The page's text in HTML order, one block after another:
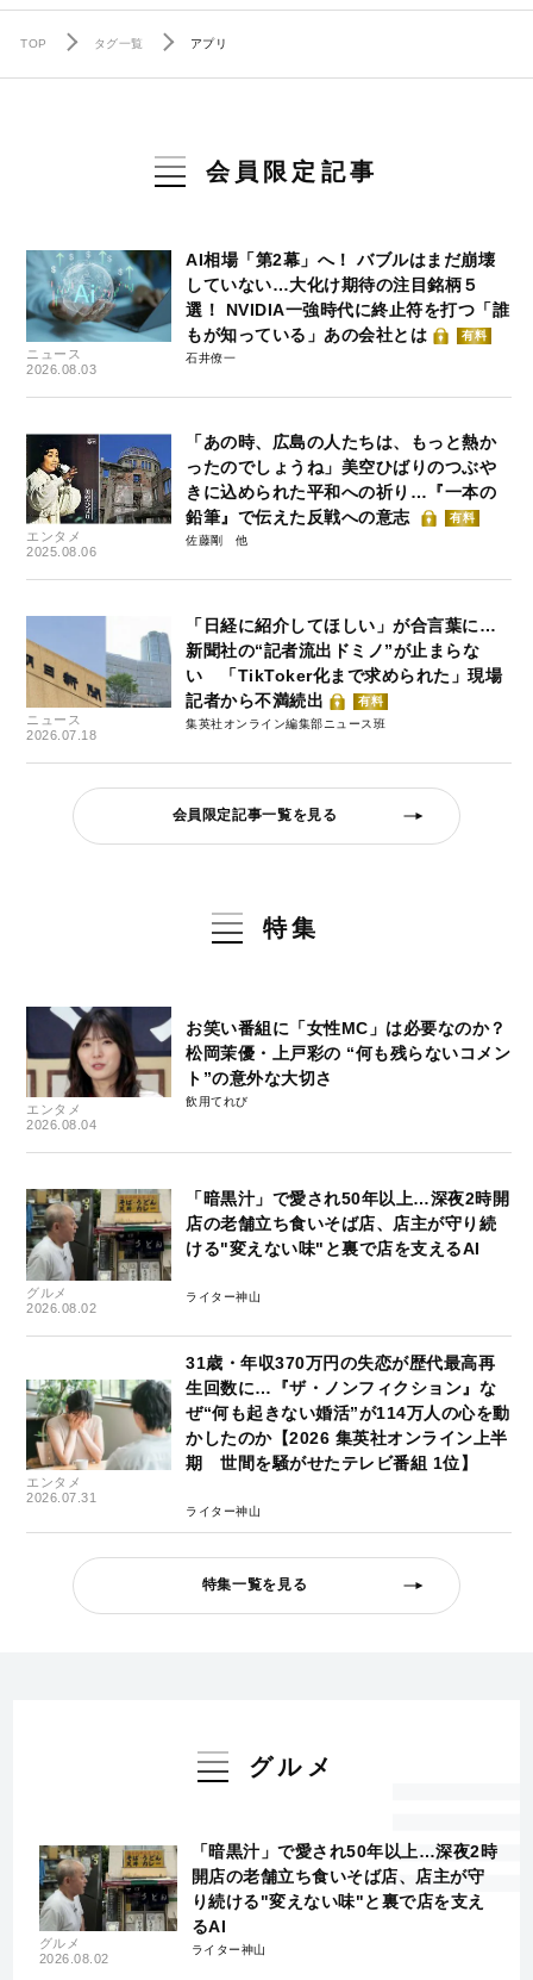
TOP タグ一覧 アプリ
会員限定記事
ニュース
2026.08.03
AI相場「第2幕」へ！ バブルはまだ崩壊
していない…大化け期待の注目銘柄５
選！ NVIDIA一強時代に終止符を打つ「誰
もが知っている」あの会社とは
有料
石井僚一
エンタメ
2025.08.06
「あの時、広島の人たちは、もっと熱か
ったのでしょうね」美空ひばりのつぶや
きに込められた平和への祈り…『一本の
鉛筆』で伝えた反戦への意志
有料
佐藤剛
ニュース
2026.07.18
「日経に紹介してほしい」が合言葉に…
新聞社の“記者流出ドミノ”が止まらな
い 「TikToker化まで求められた」現場
記者から不満続出
有料
集英社オンライン編集部ニュース班
会員限定記事一覧を見る
特集
エンタメ
2026.08.04
お笑い番組に「女性MC」は必要なのか？
松岡茉優・上戸彩の “何も残らないコメン
ト”の意外な大切さ
飲用てれび
グルメ
2026.08.02
「暗黒汁」で愛され50年以上…深夜2時開
店の老舗立ち食いそば店、店主が守り続
ける"変えない味"と裏で店を支えるAI
ライター神山
エンタメ
2026.07.31
31歳・年収370万円の失恋が歴代最高再
生回数に…『ザ・ノンフィクション』な
ぜ“何も起きない婚活”が114万人の心を動
かしたのか【2026 集英社オンライン上半
期 世間を騒がせたテレビ番組 1位】
ライター神山
特集一覧を見る
グルメ
グルメ
2026.08.02
「暗黒汁」で愛され50年以上…深夜2時
開店の老舗立ち食いそば店、店主が守
り続ける"変えない味"と裏で店を支え
るAI
ライター神山